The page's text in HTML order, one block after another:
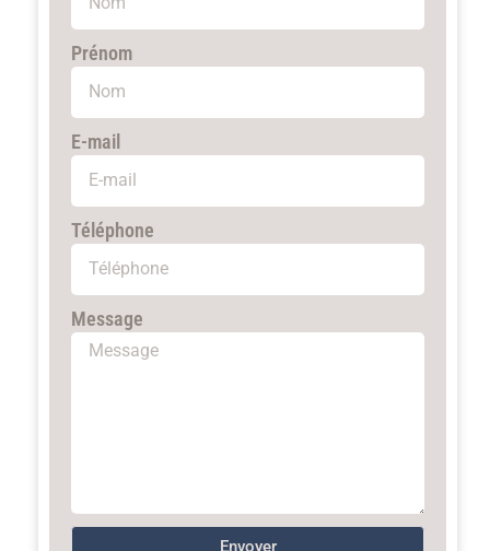
Prénom
E-mail
Téléphone
Message
Envoyer